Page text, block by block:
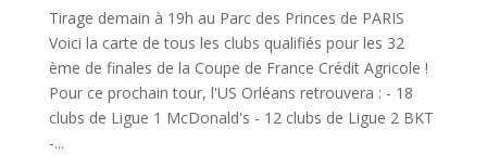
Tirage demain à 19h au Parc des Princes de PARIS
Voici la carte de tous les clubs qualifiés pour les 32
ème de finales de la Coupe de France Crédit Agricole !
Pour ce prochain tour, l'US Orléans retrouvera : - 18
clubs de Ligue 1 McDonald's - 12 clubs de Ligue 2 BKT
-...